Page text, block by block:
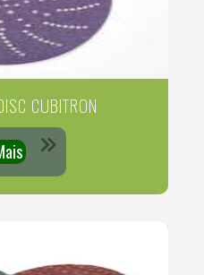
CUBITRON